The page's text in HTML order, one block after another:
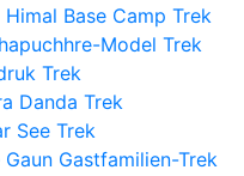
Himal Base Camp Trek
Model Trek
Trek
Danda Trek
See Trek
Gaun Gastfamilien-Trek